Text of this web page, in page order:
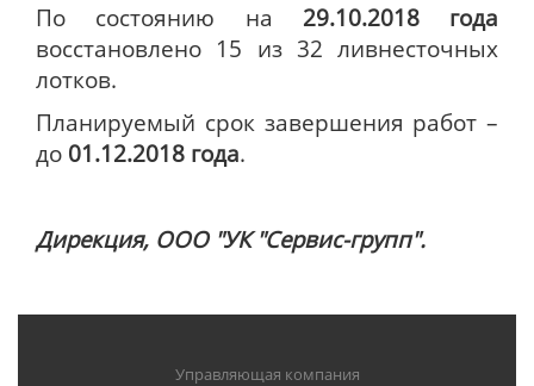
По состоянию на 29.10.2018 года
восстановлено 15 из 32 ливнесточных
лотков.
Планируемый срок завершения работ –
до 01.12.2018 года.
Дирекция, ООО "УК "Сервис-групп".
Управляющая компания